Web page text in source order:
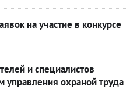
на участие в конкурсе
и специалистов
управления охраной труда